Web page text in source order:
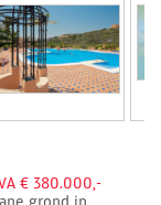
€ 380.000,-